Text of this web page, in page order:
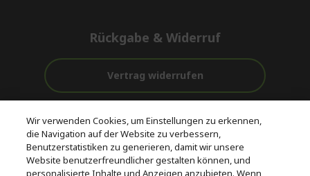
Rückgabe & Widerruf
Vertrag widerrufen
Kostenloser
Versand
vor und nach
dem Kauf
Zahlung
© 2026 Acer Inc.
Wir verwenden Cookies, um Einstellungen zu erkennen,
die Navigation auf der Website zu verbessern,
Benutzerstatistiken zu generieren, damit wir unsere
Website benutzerfreundlicher gestalten können, und
personalisierte Inhalte und Anzeigen anzubieten. Wenn